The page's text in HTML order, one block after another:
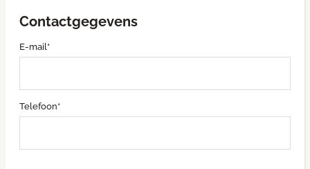
Contactgegevens
E-mail*
Telefoon*